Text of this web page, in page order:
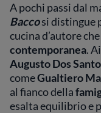
A pochi passi dal
Baccosi distingue
cucina d’autore
contemporanea.
Augusto Dos
comeGualtiero
al fianco della
esalta equilibrio e